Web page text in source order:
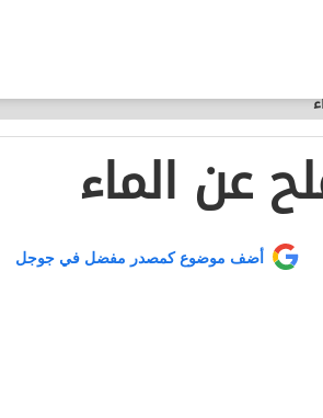
عن الماء
أضف موضوع كمصدر مفضل في جوجل